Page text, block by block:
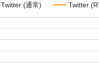
Twitter (通常) Twitter